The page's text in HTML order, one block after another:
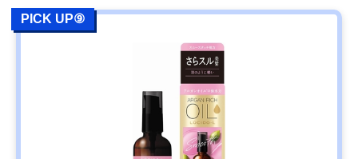
PICK UP⑨